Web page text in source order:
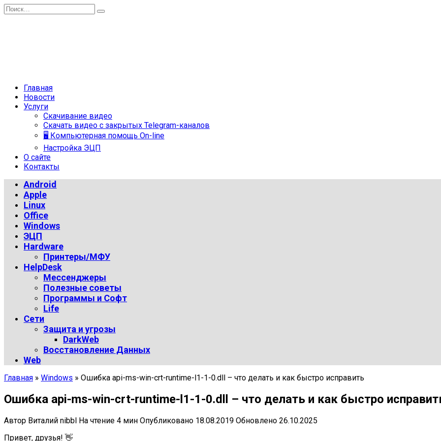
Перейти
к
Search
for:
Главная
Новости
Услуги
Скачивание видео
Скачать видео с закрытых Telegram-каналов
🖥 Компьютерная помощь On-line
Настройка ЭЦП
О сайте
Контакты
Android
Apple
Linux
Office
Windows
ЭЦП
Hardware
Принтеры/МФУ
HelpDesk
Мессенджеры
Полезные советы
Программы и Софт
Life
Сети
Защита и угрозы
DarkWeb
Восстановление Данных
Web
Главная » Windows » Ошибка api-ms-win-crt-runtime-l1-1-0.dll – что делать и как быстро исправить
Ошибка api-ms-win-crt-runtime-l1-1-0.dll – что делать и как быстро
Автор Виталий nibbl На чтение 4 мин Опубликовано 18.08.2019 Обновлено 26.10.2025
Привет, друзья! 👋